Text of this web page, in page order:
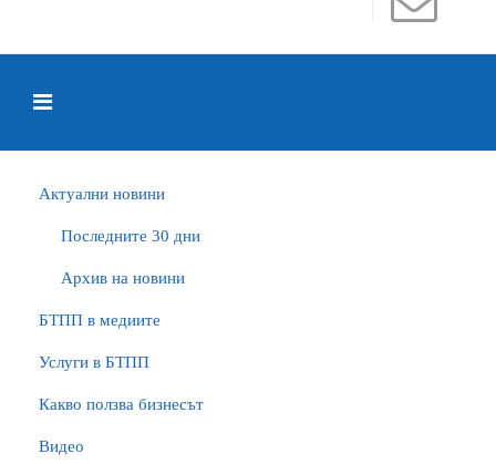
Актуални новини
Последните 30 дни
Архив на новини
БTПП в медиите
Услуги в БТПП
Какво ползва бизнесът
Видео